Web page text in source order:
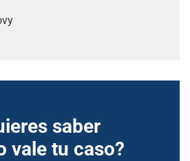
saber
vale tu caso?